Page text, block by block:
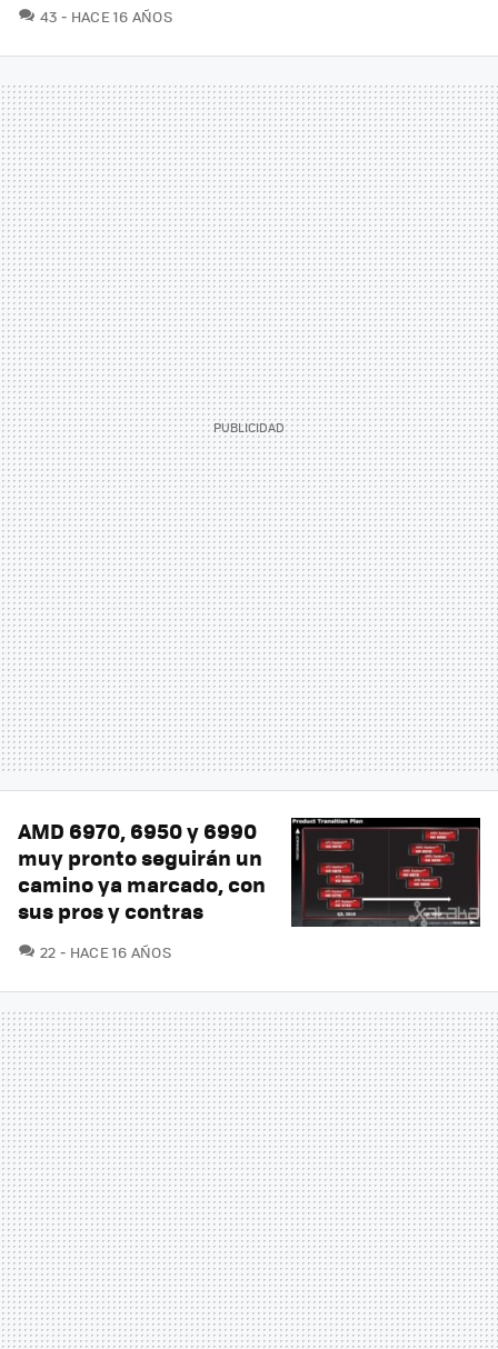
43 COMENTARIOS
HACE 16 AÑOS
AMD 6970, 6950 y 6990
muy pronto seguirán un
camino ya marcado, con
sus pros y contras
22 COMENTARIOS
HACE 16 AÑOS